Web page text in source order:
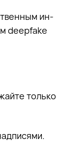
ин­
deepfake
толь­ко